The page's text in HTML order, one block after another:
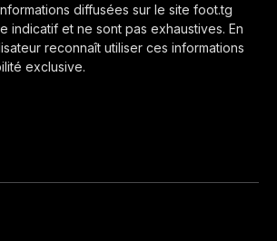
diffusées sur le site foot.tg
indicatif et ne sont pas exhaustives. En
reconnaît utiliser ces informations
exclusive.